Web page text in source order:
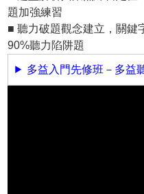
題加強練習
■ 聽力破題觀念建立，關鍵
90%聽力陷阱題
多益入門先修班－多益